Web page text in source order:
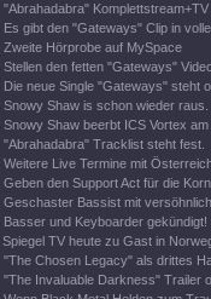
"Abrahadabra" Komplettstream+TV
Es gibt den "Gateways" Clip in
Zweite Hörprobe auf MySpace
Stellen den fetten "Gateways"
Die neue Single "Gateways" steht
Snowy Shaw is schon wieder raus.
Snowy Shaw beerbt ICS Vortex
"Abrahadabra" Tracklist steht fest.
Weitere Live Termine mit
Geben den Support Act für die
Geschaster Bassist mit
Basser und Keyboarder gekündigt!
Spiegel TV heute zu Gast in
"The Chosen Legacy" als drittes
"The Invaluable Darkness" Trailer